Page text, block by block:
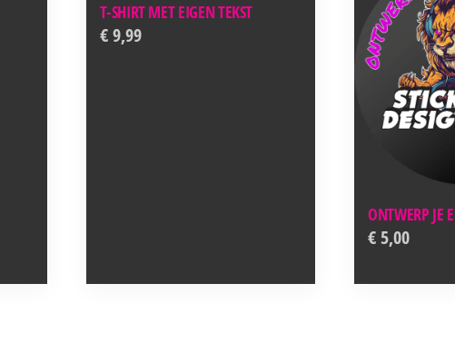
T-SHIRT MET EIGEN TEKST
€9,99
ONTWERP JE
€ 5,00